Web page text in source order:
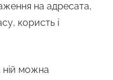
на адресата,
користь і
ній можна